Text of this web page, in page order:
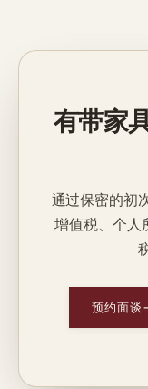
有带家
通过保密的初
增值税、个人
预约面谈